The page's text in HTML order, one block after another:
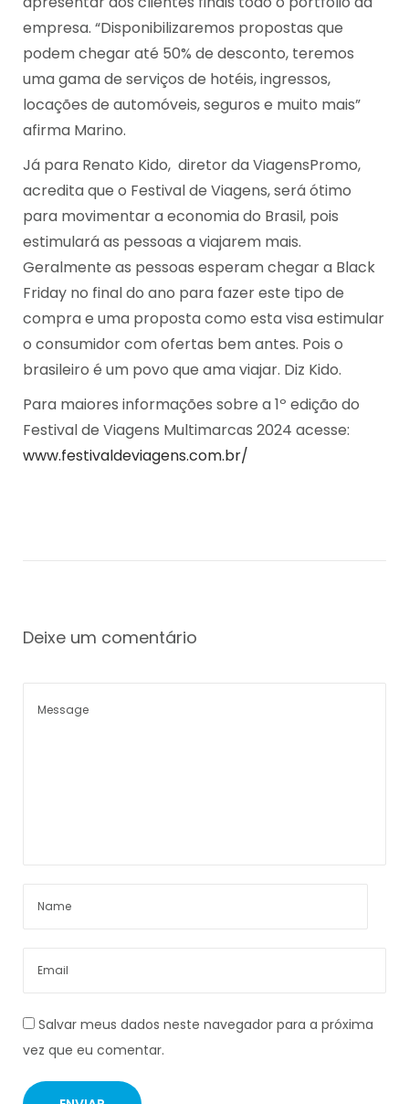
empresa. “Disponibilizaremos propostas que
podem chegar até 50% de desconto, teremos
uma gama de serviços de hotéis, ingressos,
locações de automóveis, seguros e muito mais”
afirma Marino.
Já para Renato Kido, diretor da ViagensPromo,
acredita que o Festival de Viagens, será ótimo
para movimentar a economia do Brasil, pois
estimulará as pessoas a viajarem mais.
Geralmente as pessoas esperam chegar a Black
Friday no final do ano para fazer este tipo de
compra e uma proposta como esta visa estimular
o consumidor com ofertas bem antes. Pois o
brasileiro é um povo que ama viajar. Diz Kido.
Para maiores informações sobre a 1º edição do
Festival de Viagens Multimarcas 2024 acesse:
www.festivaldeviagens.com.br/
Deixe um comentário
Salvar meus dados neste navegador para a próxima
vez que eu comentar.